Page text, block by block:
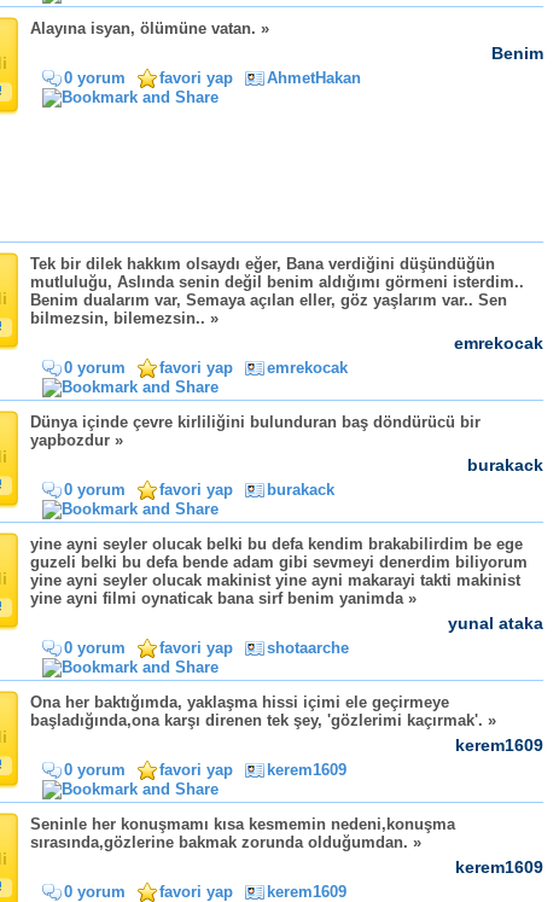
Alayına isyan, ölümüne vatan. »
Benim
0 yorum favori yap AhmetHakan
Tek bir dilek hakkım olsaydı eğer, Bana verdiğini düşündüğün
mutluluğu, Aslında senin değil benim aldığımı görmeni isterdim..
Benim dualarım var, Semaya açılan eller, göz yaşlarım var.. Sen
bilmezsin, bilemezsin.. »
emrekocak
0 yorum favori yap emrekocak
Dünya içinde çevre kirliliğini bulunduran baş döndürücü bir
yapbozdur »
burakack
0 yorum favori yap burakack
yine ayni seyler olucak belki bu defa kendim brakabilirdim be ege
guzeli belki bu defa bende adam gibi sevmeyi denerdim biliyorum
yine ayni seyler olucak makinist yine ayni makarayi takti makinist
yine ayni filmi oynaticak bana sirf benim yanimda »
yunal ataka
0 yorum favori yap shotaarche
Ona her baktığımda, yaklaşma hissi içimi ele geçirmeye
başladığında,ona karşı direnen tek şey, 'gözlerimi kaçırmak'. »
kerem1609
0 yorum favori yap kerem1609
Seninle her konuşmamı kısa kesmemin nedeni,konuşma
sırasında,gözlerine bakmak zorunda olduğumdan. »
kerem1609
0 yorum favori yap kerem1609